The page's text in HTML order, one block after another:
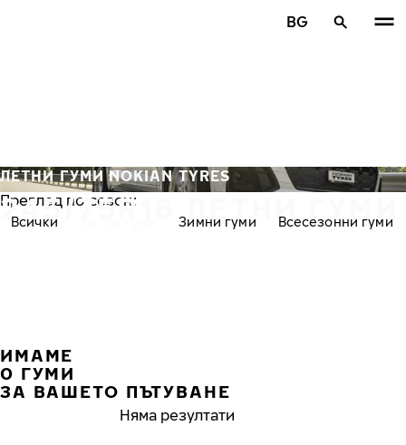
BG
245/75R16 ЛЕТНИ ГУМИ
ЛЕТНИ ГУМИ NOKIAN TYRES
Преглед по сезон:
Всички Зимни гуми Всесезонни гуми
ИМАМЕ
0 ГУМИ
ЗА ВАШЕТО ПЪТУВАНЕ
Няма резултати